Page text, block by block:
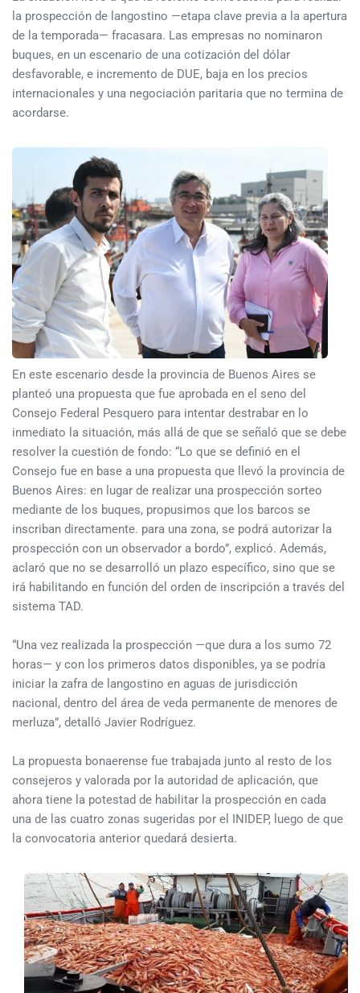
la prospección de langostino —etapa clave previa a la apertura
de la temporada— fracasara. Las empresas no nominaron
buques, en un escenario de una cotización del dólar
desfavorable, e incremento de DUE, baja en los precios
internacionales y una negociación paritaria que no termina de
acordarse.
En este escenario desde la provincia de Buenos Aires se
planteó una propuesta que fue aprobada en el seno del
Consejo Federal Pesquero para intentar destrabar en lo
inmediato la situación, más allá de que se señaló que se debe
resolver la cuestión de fondo: “Lo que se definió en el
Consejo fue en base a una propuesta que llevó la provincia de
Buenos Aires: en lugar de realizar una prospección sorteo
mediante de los buques, propusimos que los barcos se
inscriban directamente. para una zona, se podrá autorizar la
prospección con un observador a bordo”, explicó. Además,
aclaró que no se desarrolló un plazo específico, sino que se
irá habilitando en función del orden de inscripción a través del
sistema TAD.
“Una vez realizada la prospección —que dura a los sumo 72
horas— y con los primeros datos disponibles, ya se podría
iniciar la zafra de langostino en aguas de jurisdicción
nacional, dentro del área de veda permanente de menores de
merluza”, detalló Javier Rodríguez.
La propuesta bonaerense fue trabajada junto al resto de los
consejeros y valorada por la autoridad de aplicación, que
ahora tiene la potestad de habilitar la prospección en cada
una de las cuatro zonas sugeridas por el INIDEP, luego de que
la convocatoria anterior quedará desierta.